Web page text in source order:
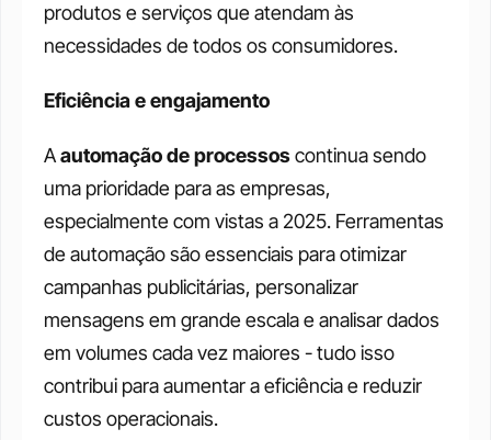
produtos e serviços que atendam às
necessidades de todos os consumidores.
Eficiência e engajamento
A automação de processos continua sendo
uma prioridade para as empresas,
especialmente com vistas a 2025. Ferramentas
de automação são essenciais para otimizar
campanhas publicitárias, personalizar
mensagens em grande escala e analisar dados
em volumes cada vez maiores - tudo isso
contribui para aumentar a eficiência e reduzir
custos operacionais.